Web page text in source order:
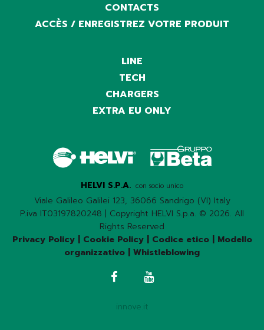
CONTACTS
ACCÈS / ENREGISTREZ VOTRE PRODUIT
LINE
TECH
CHARGERS
EXTRA EU ONLY
HELVI S.P.A. con socio unico
Viale Galileo Galilei 123, 36066 Sandrigo (VI) Italy
P.iva IT03197820248 | Copyright HELVI S.p.a. © 2026. All
Rights Reserved
Privacy Policy| Cookie Policy| Codice etico| Modello
organizzativo
Whistleblowing
innove.it